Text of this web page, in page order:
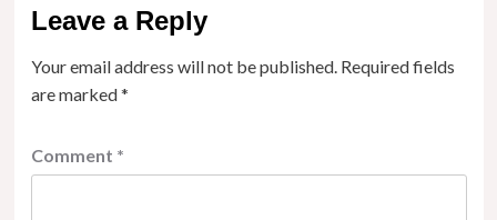
Leave a Reply
Your email address will not be published. Required fields
are marked*
Comment *